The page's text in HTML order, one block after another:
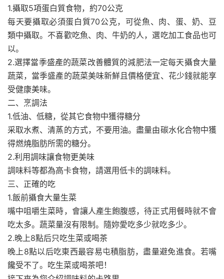
1.攝取5項蛋白質食物，約70公克
每天要攝取必須蛋白質70公克，可從魚、肉、蛋、奶、豆
類中攝取。不喜歡吃魚、肉、牛奶的人，選吃加工食品也可
以。
2.選擇當季盛產的蔬菜改善體質的減肥法一定每天攝食大量
蔬菜，當季盛產的蔬菜美味新鮮且價格便宜、花少錢就能享
受健康美味。
二、烹調法
1.低油、低糖，從其它食物中獲得糖分
采取水煮、清蒸的方式，不要用油。盡量由碳水化合物中獲
得燃燒脂肪所需的糖分。
2.利用調味讓食物更美味
調味料等都為高卡食物，請選用低卡的調味料。
三、正確的吃
1.飯前攝食大量生菜
嘴中咀嚼生菜時，會讓人產生飽腹感，待正式用餐時就不會
吃太多。蔬菜量沒有限制。隨妳愛吃多少就吃多少。
2.晚上8點后只吃生菜或喝茶
晚上8點以后吃東西最容易屯積脂肪，盡量避免進食。若嘴
饞受不了。吃生菜或喝茶吧！